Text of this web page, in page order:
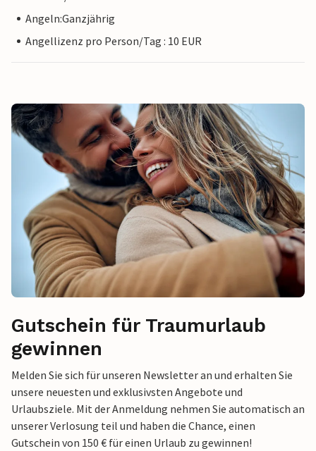
Angeln:Ganzjährig
Angellizenz pro Person/Tag : 10 EUR
Gutschein für Traumurlaub
gewinnen
Melden Sie sich für unseren Newsletter an und erhalten Sie
unsere neuesten und exklusivsten Angebote und
Urlaubsziele. Mit der Anmeldung nehmen Sie automatisch an
unserer Verlosung teil und haben die Chance, einen
Gutschein von 150 € für einen Urlaub zu gewinnen!